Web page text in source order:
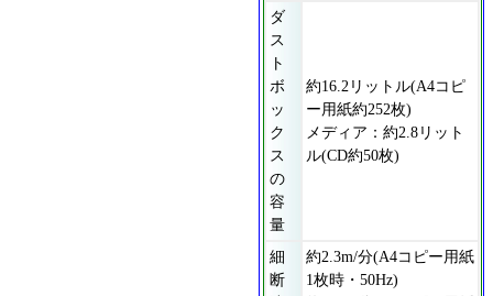
ダ
ス
ト
ボ
ッ
ク
ス
の
容
量
約16.2リットル(A4コピ
ー用紙約252枚)
メディア：約2.8リット
ル(CD約50枚)
細
断
約2.3m/分(A4コピー用紙
1枚時・50Hz)